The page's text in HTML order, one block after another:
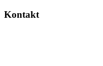
Kontakt